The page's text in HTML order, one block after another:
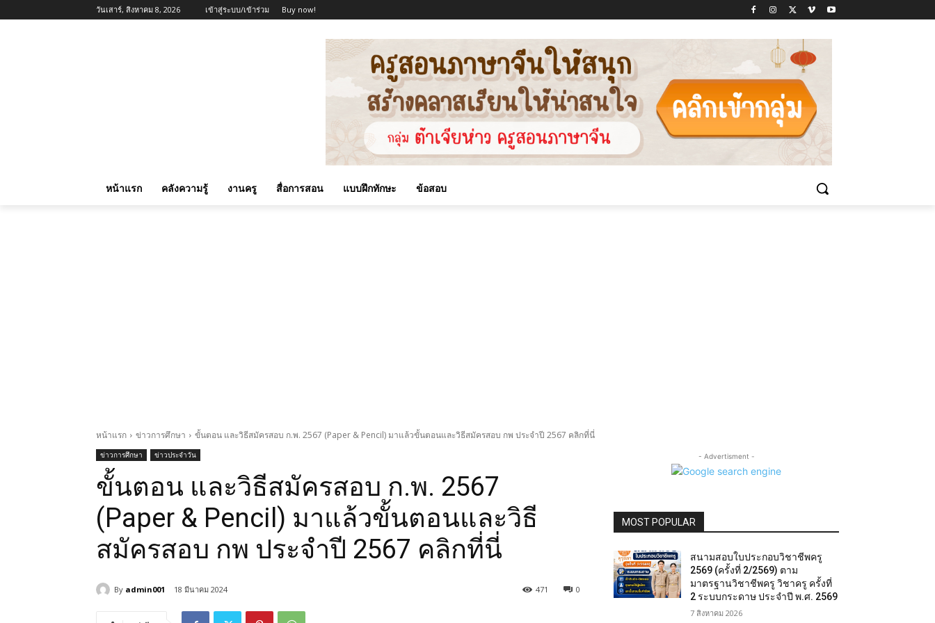
วันเสาร์, สิงหาคม 8, 2026 เข้าสู่ระบบ/เข้าร่วม Buy now!
หน้าแรก คลังความรู้ งานครู สื่อการสอน แบบฝึกทักษะ ข้อสอบ
หน้าแรก ข่าวการศึกษา ขั้นตอน และวิธีสมัครสอบ ก.พ. 2567 (Paper & Pencil) มาแล้วขั้นตอนและวิธีสมัครสอบ กพ ประจำปี 2567 คลิกที่นี่
ข่าวการศึกษา ข่าวประจำวัน
ขั้นตอน และวิธีสมัครสอบ ก.พ. 2567
(Paper & Pencil) มาแล้วขั้นตอนและวิธี
สมัครสอบ กพ ประจำปี 2567 คลิกที่นี่
By admin001 18 มีนาคม 2024 0
471
- Advertisment -
MOST POPULAR
สนามสอบใบประกอบวิชาชีพครู
2569 (ครั้งที่ 2/2569) ตาม
มาตรฐานวิชาชีพครู วิชาครู ครั้งที่
2 ระบบกระดาษ ประจำปี พ.ศ. 2569
7 สิงหาคม 2026